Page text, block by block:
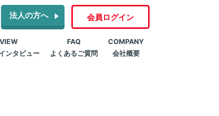
法人の方へ 会員ログイン
ンタビュー
FAQ
よくあるご質問
COMPANY
会社概要